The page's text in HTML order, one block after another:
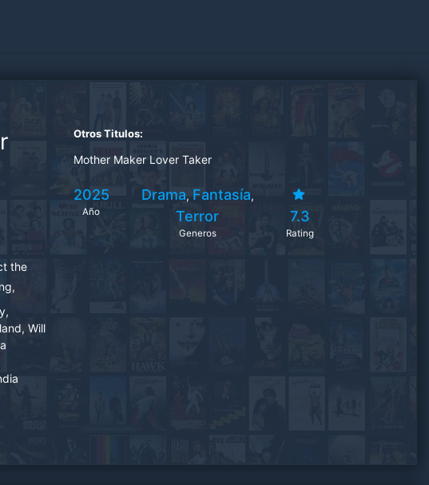
the
Will
Otros Titulos:
Mother Maker Lover Taker
2025
Año
Drama, Fantasía,
Terror
Generos
7.3
Rating